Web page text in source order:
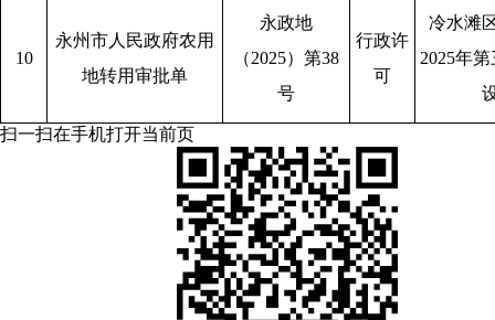
10
永州市人民政府农用
地转用审批单
永政地
（2025）第38
号
行政许
可
冷水滩
2025年
扫一扫在手机打开当前页